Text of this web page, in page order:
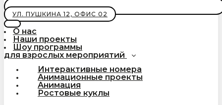
УЛ. ПУШКИНА 12, ОФИС 02
О нас
Наши проекты
Шоу программы
для взрослых мероприятий
Интерактивные номера
Анимационные проекты
Анимация
Ростовые куклы